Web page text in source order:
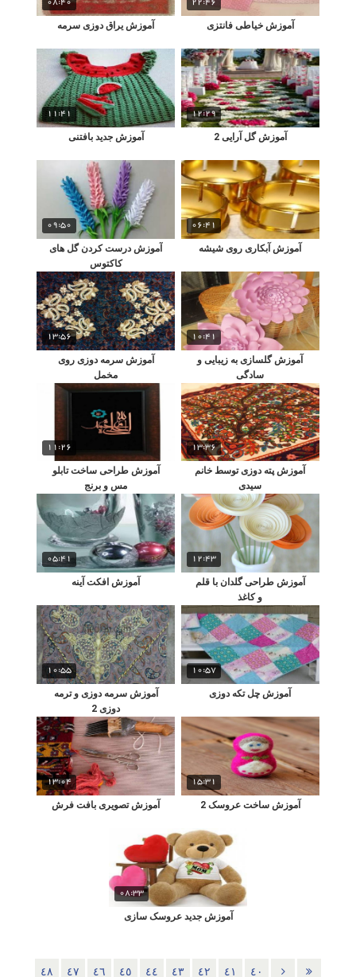
22:46
آموزش خیاطی فانتزی
08:40
آموزش یراق دوزی سرمه
12:29
آموزش گل آرایی 2
11:41
آموزش جدید بافتنی
06:41
آموزش آبکاری روی شیشه
09:50
آموزش درست کردن گل های
کاکتوس
10:41
آموزش گلسازی به زیبایی و
سادگی
13:56
آموزش سرمه دوزی روی
مخمل
13:36
آموزش پته دوزی توسط خانم
سیدی
11:26
آموزش طراحی ساخت تابلو
مس و برنج
12:43
آموزش طراحی گلدان با قلم
و کاغذ
05:41
آموزش افکت آینه
10:57
آموزش چل تکه دوزی
10:55
آموزش سرمه دوزی و ترمه
دوزی 2
15:31
آموزش ساخت عروسک 2
13:04
آموزش تصویری بافت فرش
08:33
آموزش جدید عروسک سازی
٤٠ ٤١ ٤٢ ٤٣ ٤٤ ٤٥ ٤٦ ٤٧ ٤٨